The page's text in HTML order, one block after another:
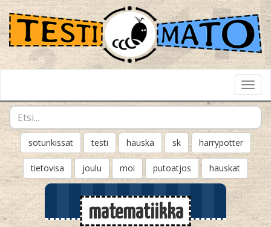
soturikissat testi hauska sk harrypotter
tietovisa joulu moi putoatjos hauskat
matematiikka